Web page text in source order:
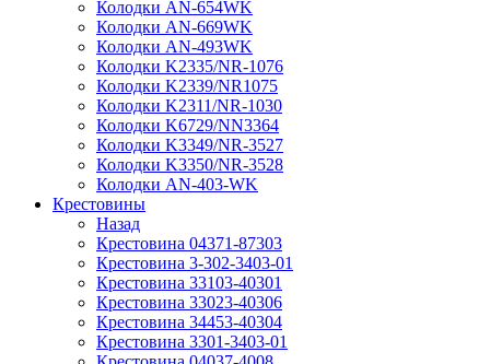
Колодки AN-654WK
Колодки AN-669WK
Колодки AN-493WK
Колодки K2335/NR-1076
Колодки K2339/NR1075
Колодки K2311/NR-1030
Колодки K6729/NN3364
Колодки K3349/NR-3527
Колодки K3350/NR-3528
Колодки AN-403-WK
Крестовины
Назад
Крестовина 04371-87303
Крестовина 3-302-3403-01
Крестовина 33103-40301
Крестовина 33023-40306
Крестовина 34453-40304
Крестовина 3301-3403-01